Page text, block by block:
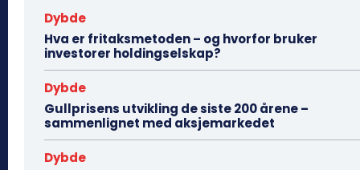
Dybde
Hva er fritaksmetoden – og hvorfor bruker
investorer holdingselskap?
Dybde
Gullprisens utvikling de siste 200 årene –
sammenlignet med aksjemarkedet
Dybde